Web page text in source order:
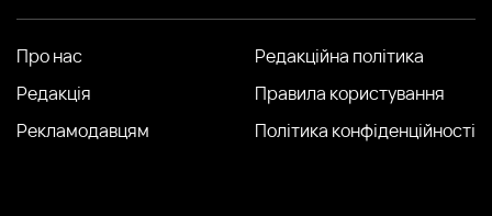
Про нас
Редакція
Рекламодавцям
Редакційна політика
Правила користування
Політика конфіденційності